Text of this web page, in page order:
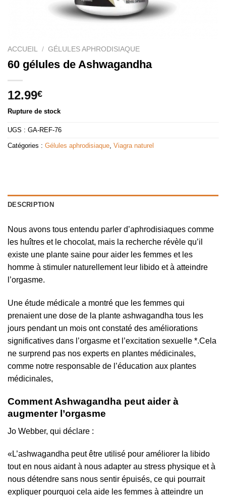
ACCUEIL / GÉLULES APHRODISIAQUE
60 gélules de Ashwagandha
12.99€
Rupture de stock
UGS : GA-REF-76
Catégories : Gélules aphrodisiaque Viagra naturel
DESCRIPTION
Nous avons tous entendu parler d’aphrodisiaques comme
les huîtres et le chocolat, mais la recherche révèle qu’il
existe une plante saine pour aider les femmes et les
homme à stimuler naturellement leur libido et à atteindre
l’orgasme.
Une étude médicale a montré que les femmes qui
prenaient une dose de la plante ashwagandha tous les
jours pendant un mois ont constaté des améliorations
significatives dans l’orgasme et l’excitation sexuelle *.Cela
ne surprend pas nos experts en plantes médicinales,
comme notre responsable de l’éducation aux plantes
médicinales,
Comment Ashwagandha peut aider à
augmenter l’orgasme
Jo Webber, qui déclare :
«L’ashwagandha peut être utilisé pour améliorer la libido
tout en nous aidant à nous adapter au stress physique et à
nous détendre sans nous sentir épuisés, ce qui pourrait
expliquer pourquoi cela aide les femmes à atteindre un